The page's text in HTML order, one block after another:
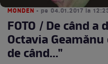
MONDEN • pe 04.01.2017 la
FOTO / De când
Octavia
de când..."